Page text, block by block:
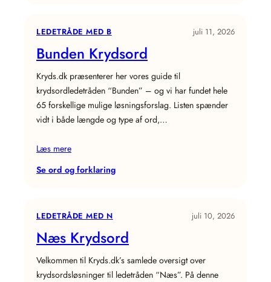
LEDETRÅDE MED B juli 11, 2026
Bunden Krydsord
Kryds.dk præsenterer her vores guide til
krydsordledetråden “Bunden” – og vi har fundet hele
65 forskellige mulige løsningsforslag. Listen spænder
vidt i både længde og type af ord,…
Læs mere
Se ord og forklaring:
LEDETRÅDE MED N juli 10, 2026
Næs Krydsord
Velkommen til Kryds.dk’s samlede oversigt over
krydsordsløsninger til ledetråden “Næs”. På denne